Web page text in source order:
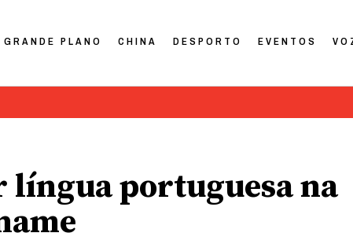
GRANDE PLANO CHINA DESPORTO EVENTOS
língua portuguesa na